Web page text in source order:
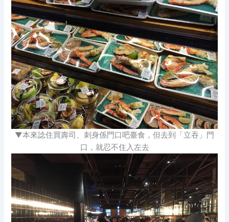
▼本來諗住買壽司、刺身係門口吧臺食，但去到「立吞」門
口，就忍不住入左去